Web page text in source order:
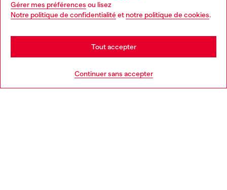
Gérer mes préférences ou lisez
Notre politique de confidentialitéet notre politique de cookies.
Continuer sans accepter
Tout accepter
En savoir plus
You are currently browsing France website, but it seems you
may be based in United States